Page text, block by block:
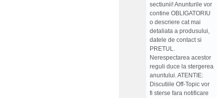
sectiunii! Anunturile vor
contine OBLIGATORIU
o descriere cat mai
detaliata a produsului,
datele de contact si
PRETUL.
Nerespectarea acestor
reguli duce la stergerea
anuntului. ATENTIE:
Discutiile Off-Topic vor
fi sterse fara notificare